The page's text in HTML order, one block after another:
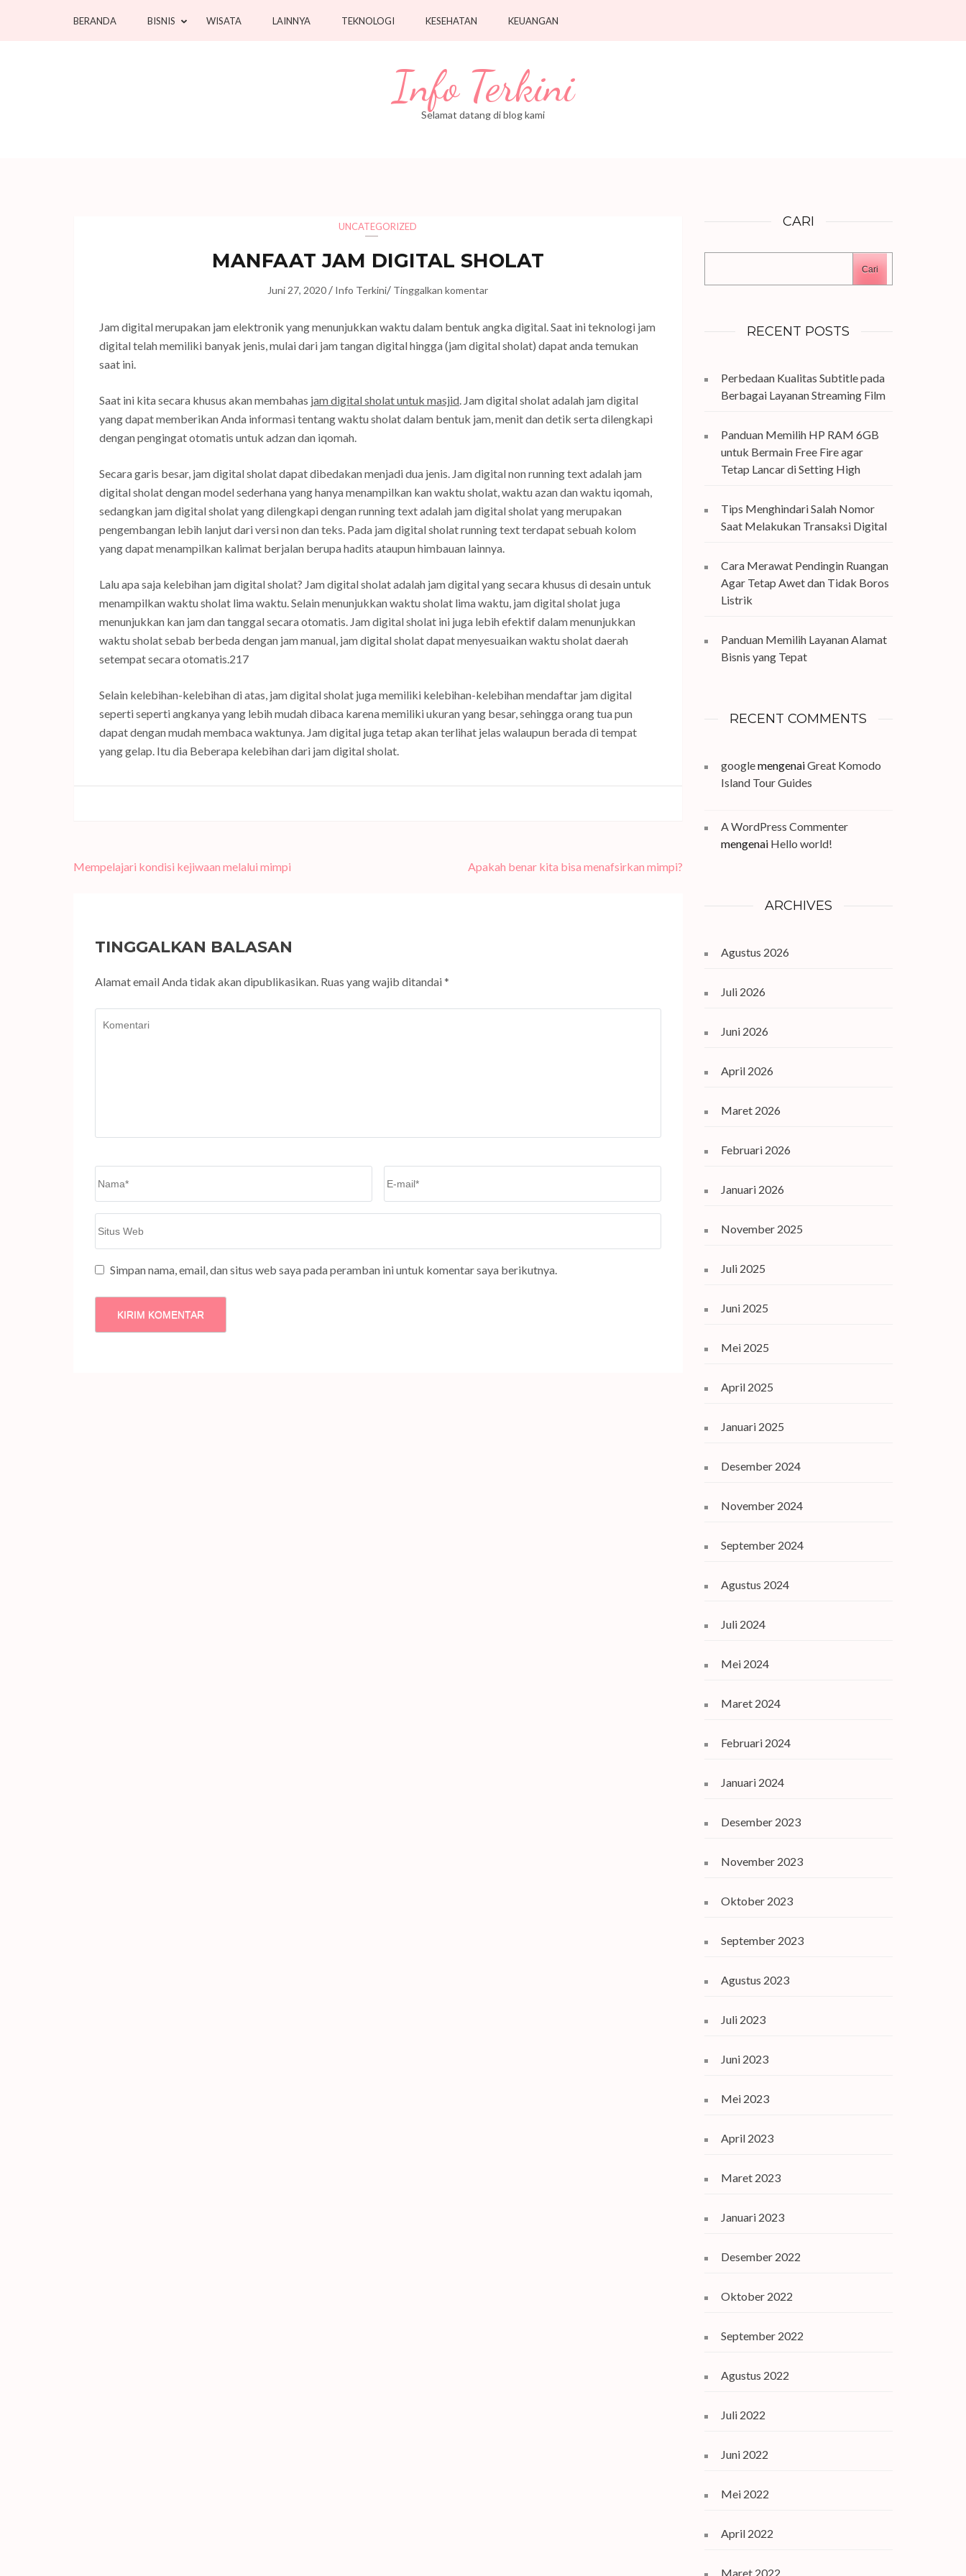
BERANDA BISNIS WISATA LAINNYA TEKNOLOGI KESEHATAN KEUANGAN
Info Terkini
Selamat datang di blog kami
UNCATEGORIZED
MANFAAT JAM DIGITAL SHOLAT
Juni 27, 2020 / Info Terkini/ Tinggalkan komentar
Jam digital merupakan jam elektronik yang menunjukkan waktu dalam bentuk angka digital. Saat ini teknologi jam
digital telah memiliki banyak jenis, mulai dari jam tangan digital hingga (jam digital sholat) dapat anda temukan
saat ini.
Saat ini kita secara khusus akan membahas jam digital sholat untuk masjid. Jam digital sholat adalah jam digital
yang dapat memberikan Anda informasi tentang waktu sholat dalam bentuk jam, menit dan detik serta dilengkapi
dengan pengingat otomatis untuk adzan dan iqomah.
Secara garis besar, jam digital sholat dapat dibedakan menjadi dua jenis. Jam digital non running text adalah jam
digital sholat dengan model sederhana yang hanya menampilkan kan waktu sholat, waktu azan dan waktu iqomah,
sedangkan jam digital sholat yang dilengkapi dengan running text adalah jam digital sholat yang merupakan
pengembangan lebih lanjut dari versi non dan teks. Pada jam digital sholat running text terdapat sebuah kolom
yang dapat menampilkan kalimat berjalan berupa hadits ataupun himbauan lainnya.
Lalu apa saja kelebihan jam digital sholat? Jam digital sholat adalah jam digital yang secara khusus di desain untuk
menampilkan waktu sholat lima waktu. Selain menunjukkan waktu sholat lima waktu, jam digital sholat juga
menunjukkan kan jam dan tanggal secara otomatis. Jam digital sholat ini juga lebih efektif dalam menunjukkan
waktu sholat sebab berbeda dengan jam manual, jam digital sholat dapat menyesuaikan waktu sholat daerah
setempat secara otomatis.217
Selain kelebihan-kelebihan di atas, jam digital sholat juga memiliki kelebihan-kelebihan mendaftar jam digital
seperti seperti angkanya yang lebih mudah dibaca karena memiliki ukuran yang besar, sehingga orang tua pun
dapat dengan mudah membaca waktunya. Jam digital juga tetap akan terlihat jelas walaupun berada di tempat
yang gelap. Itu dia Beberapa kelebihan dari jam digital sholat.
Navigasi
Mempelajari kondisi kejiwaan melalui mimpi Apakah benar kita bisa menafsirkan mimpi?
TINGGALKAN BALASAN
Alamat email Anda tidak akan dipublikasikan. Ruas yang wajib ditandai*
Simpan nama, email, dan situs web saya pada peramban ini untuk komentar saya berikutnya.
CARI
Cari
RECENT POSTS
Perbedaan Kualitas Subtitle pada
Berbagai Layanan Streaming Film
Panduan Memilih HP RAM 6GB
untuk Bermain Free Fire agar
Tetap Lancar di Setting High
Tips Menghindari Salah Nomor
Saat Melakukan Transaksi Digital
Cara Merawat Pendingin Ruangan
Agar Tetap Awet dan Tidak Boros
Listrik
Panduan Memilih Layanan Alamat
Bisnis yang Tepat
RECENT COMMENTS
googlemengenaiGreat Komodo
Island Tour Guides
A WordPress Commenter
mengenai Hello world!
ARCHIVES
Agustus 2026
Juli 2026
Juni 2026
April 2026
Maret 2026
Februari 2026
Januari 2026
November 2025
Juli 2025
Juni 2025
Mei 2025
April 2025
Januari 2025
Desember 2024
November 2024
September 2024
Agustus 2024
Juli 2024
Mei 2024
Maret 2024
Februari 2024
Januari 2024
Desember 2023
November 2023
Oktober 2023
September 2023
Agustus 2023
Juli 2023
Juni 2023
Mei 2023
April 2023
Maret 2023
Januari 2023
Desember 2022
Oktober 2022
September 2022
Agustus 2022
Juli 2022
Juni 2022
Mei 2022
April 2022
Maret 2022